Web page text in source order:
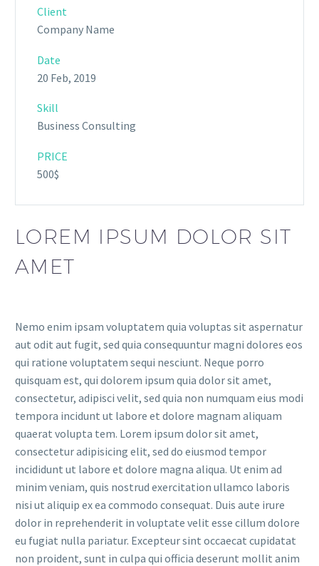
Client
Company Name
Date
20 Feb, 2019
Skill
Business Consulting
PRICE
500$
LOREM IPSUM DOLOR SIT
AMET
Nemo enim ipsam voluptatem quia voluptas sit aspernatur
aut odit aut fugit, sed quia consequuntur magni dolores eos
qui ratione voluptatem sequi nesciunt. Neque porro
quisquam est, qui dolorem ipsum quia dolor sit amet,
consectetur, adipisci velit, sed quia non numquam eius modi
tempora incidunt ut labore et dolore magnam aliquam
quaerat volupta tem. Lorem ipsum dolor sit amet,
consectetur adipisicing elit, sed do eiusmod tempor
incididunt ut labore et dolore magna aliqua. Ut enim ad
minim veniam, quis nostrud exercitation ullamco laboris
nisi ut aliquip ex ea commodo consequat. Duis aute irure
dolor in reprehenderit in voluptate velit esse cillum dolore
eu fugiat nulla pariatur. Excepteur sint occaecat cupidatat
non proident, sunt in culpa qui officia deserunt mollit anim